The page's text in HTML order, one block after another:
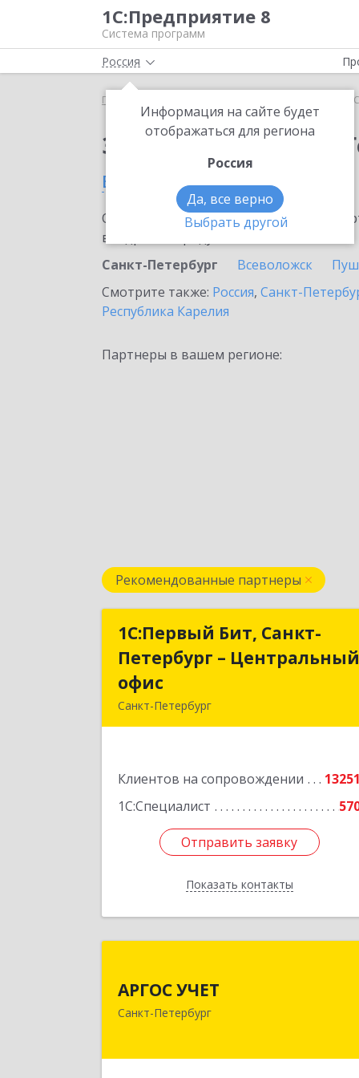
1С:Предприятие 8
Система программ
Россия
Информация на сайте будет
отображаться для региона
Россия
Да, все верно
Выбрать другой
Главная
Заказать ИТС ПРОФ
в Санкт-Петербурге
Ознакомьтесь с информационными
внедрение продукта.
Санкт-Петербург
Всеволожск
Смотрите также: Россия, Санкт-
Республика Карелия
Партнеры в вашем регионе:
Рекомендованные партнеры
1С:Первый Бит, Санкт-
Петербург – Центральный
офис
Санкт-Петербург
Клиентов на сопровождении
13251
1С:Специалист
Отправить заявку
Показать контакты
1С:Первый Бит, Санкт-
Петербург – Центральный
Подробнее
Отправить заявку
Назад
АРГОС УЧЕТ
Санкт-Петербург
Конституции пл, дом № 7, оф.416